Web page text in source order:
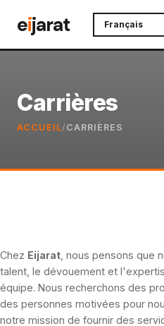
toeijarat
Carrières
ACCUEIL/ CARRIÈRES
Chez Eijarat , nous pensons que
talent, le dévouement et
équipe. Nous recherchons des
des personnes motivées pour
notre mission de fournir des